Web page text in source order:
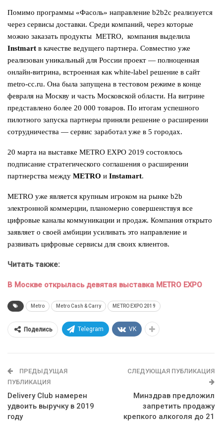
Помимо программы «Фасоль» направление b2b2c реализуется
через сервисы доставки. Среди компаний, через которые
можно заказать продукты METRO, компания выделила
Instmart в качестве ведущего партнера. Совместно уже
реализован уникальный для России проект ― полноценная
онлайн-витрина, встроенная как white-label решение в сайт
metro-cc.ru. Она была запущена в тестовом режиме в конце
февраля на Москву и часть Московской области. На витрине
представлено более 20 000 товаров. По итогам успешного
пилотного запуска партнеры приняли решение о расширении
сотрудничества ― сервис заработал уже в 5 городах.
20 марта на выставке METRO EXPO 2019 состоялось
подписание стратегического соглашения о расширении
партнерства между METRO и Instamart.
METRO уже является крупным игроком на рынке b2b
электронной коммерции, планомерно совершенствуя все
цифровые каналы коммуникации и продаж. Компания открыто
заявляет о своей амбиции усиливать это направление и
развивать цифровые сервисы для своих клиентов.
Читать также:
В Москве открылась девятая выставка METRO EXPO
Metro Metro Cash & Carry METRO EXPO 2019
Поделись Telegram VK
ПРЕДЫДУЩАЯ
ПУБЛИКАЦИЯ
Delivery Club намерен
удвоить выручку в 2019
году
СЛЕДУЮЩАЯ ПУБЛИКАЦИЯ
Минздрав предложил
запретить продажу
крепкого алкоголя до 21